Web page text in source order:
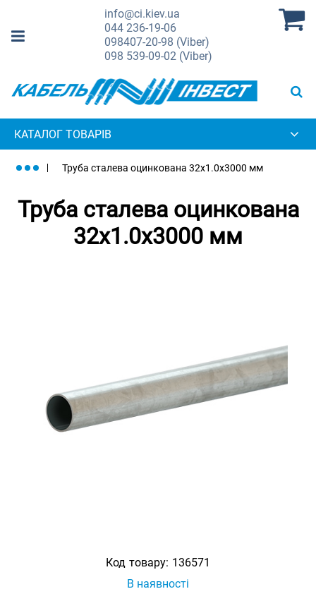
info@ci.kiev.ua
044236-19-06
098407-20-98 (Viber)
098 539-09-02 (Viber)
КАТАЛОГ ТОВАРІВ
Труба сталева оцинкована 32x1.0x3000 мм
Труба сталева оцинкована
32x1.0x3000 мм
Код товару: 136571
В наявності